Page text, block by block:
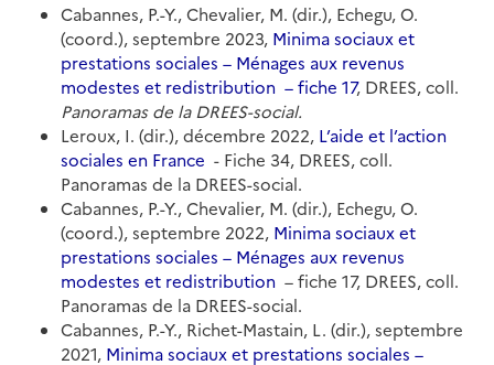
Cabannes, P.-Y., Chevalier, M. (dir.), Echegu, O.
(coord.), septembre 2023, Minima sociaux et
prestations sociales – Ménages aux revenus
modestes et redistribution – fiche 17, DREES, coll.
Panoramas de la DREES-social.
Leroux, I. (dir.), décembre 2022, L’aide et l’action
sociales en France - Fiche 34, DREES, coll.
Panoramas de la DREES-social.
Cabannes, P.-Y., Chevalier, M. (dir.), Echegu, O.
(coord.), septembre 2022, Minima sociaux et
prestations sociales – Ménages aux revenus
modestes et redistribution – fiche 17, DREES, coll.
Panoramas de la DREES-social.
Cabannes, P.-Y., Richet-Mastain, L. (dir.), septembre
2021, Minima sociaux et prestations sociales –